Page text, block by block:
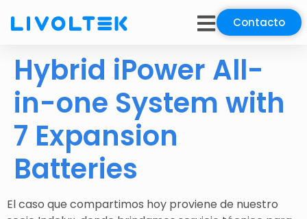
Contacto
Hybrid iPower All-
in-one System with
7 Expansion
Batteries
El caso que compartimos hoy proviene de nuestro